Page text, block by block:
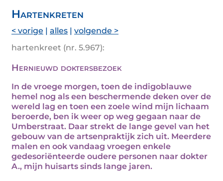
Hartenkreten
< vorige | alles | volgende >
hartenkreet (nr. 5.967):
Hernieuwd doktersbezoek
In de vroege morgen, toen de indigoblauwe
hemel nog als een beschermende deken over de
wereld lag en toen een zoele wind mijn lichaam
beroerde, ben ik weer op weg gegaan naar de
Umberstraat. Daar strekt de lange gevel van het
gebouw van de artsenpraktijk zich uit. Meerdere
malen en ook vandaag vroegen enkele
gedesoriënteerde oudere personen naar dokter
A., mijn huisarts sinds lange jaren.